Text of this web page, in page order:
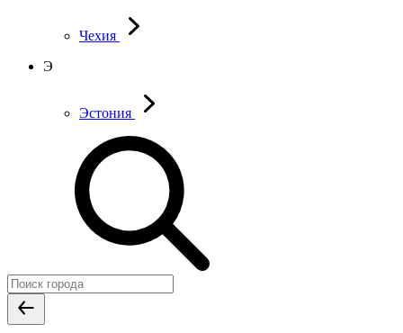
Чехия
Э
Эстония